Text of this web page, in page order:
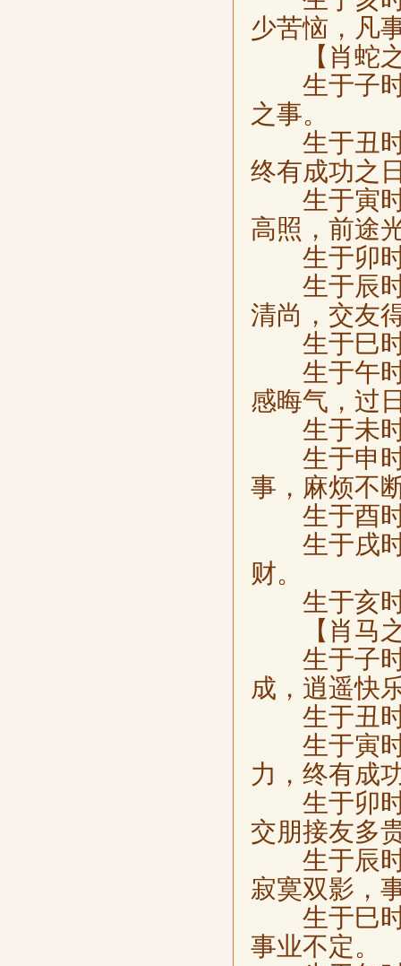
少苦恼，凡
【肖蛇之
生于子时
之事。
生于丑时
终有成功之
生于寅时
高照，前途
生于卯时
生于辰时
清尚，交友
生于巳时
生于午时
感晦气，过
生于未时
生于申时
事，麻烦不
生于酉时
生于戌时
财。
生于亥时
【肖马之
生于子时
成，逍遥快
生于丑时
生于寅时
力，终有成
生于卯时
交朋接友多
生于辰时
寂寞双影，
生于巳时
事业不定。